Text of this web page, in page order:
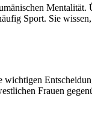
Sport. Sie
Frauen